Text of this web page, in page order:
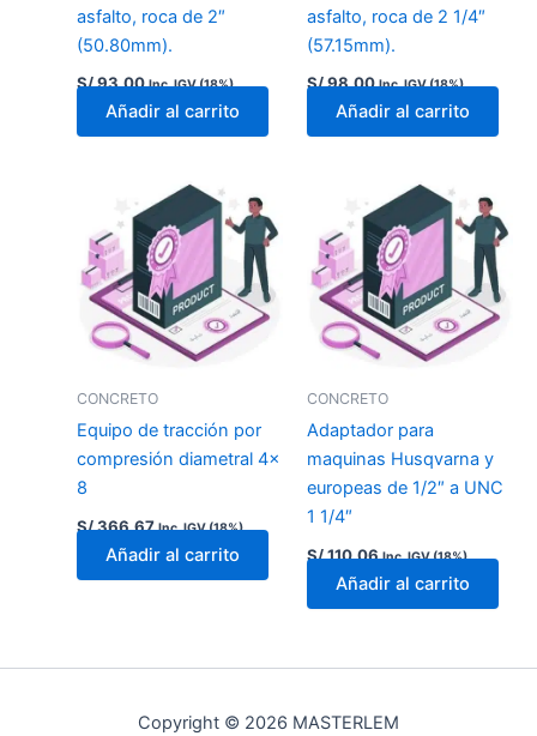
asfalto, roca de 2″
(50.80mm).
S/93.00 Inc. IGV (18%)
Añadir al carrito
asfalto, roca de 2 1/4″
(57.15mm).
S/98.00 Inc. IGV (18%)
Añadir al carrito
CONCRETO
Equipo de tracción por
compresión diametral 4x
8
S/366.67 Inc. IGV (18%)
Añadir al carrito
CONCRETO
Adaptador para
maquinas Husqvarna y
europeas de 1/2″ a UNC
1 1/4″
S/110.06 Inc. IGV (18%)
Añadir al carrito
Copyright © 2026 MASTERLEM